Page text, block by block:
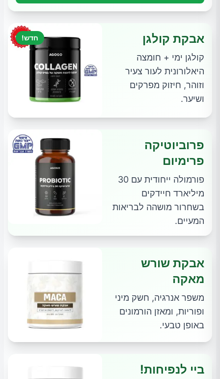
חדש! אבקת קולגן
קולגן ימי + חומצה
היאלורונית לעור צעיר
וזוהר, חיזוק מפרקים
ושיער.
פרוביוטיקה
פרימיום
פורמולה ייחודית עם 30
מיליארד חיידקים
בשחרור מושהה לבריאות
המעיים.
אבקת שורש
מאקה
משפר אנרגיה, חשק מיני
ופוריות, ומאזן הורמונים
באופן טבעי.
ביי לנפיחות!